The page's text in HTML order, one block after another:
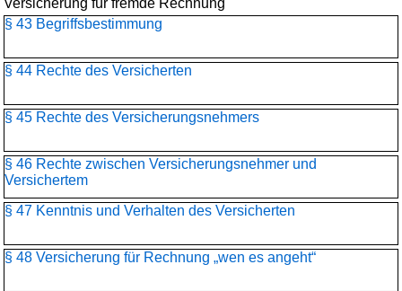
Versicherung für fremde Rechnung
§ 43 Begriffsbestimmung
§ 44 Rechte des Versicherten
§ 45 Rechte des Versicherungsnehmers
§ 46 Rechte zwischen Versicherungsnehmer und
Versichertem
§ 47 Kenntnis und Verhalten des Versicherten
§ 48 Versicherung für Rechnung „wen es angeht“